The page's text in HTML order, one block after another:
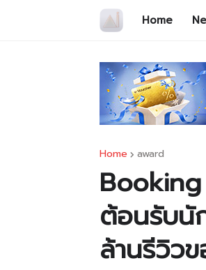
Home
Home award
ต้อนรับนั
ล้านรีวิว